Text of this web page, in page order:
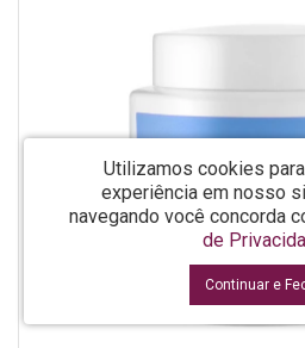
Utilizamos cookies
experiência em nosso
navegando você concorda
de
Continuar e